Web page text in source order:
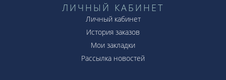
ЛИЧНЫЙ КАБИНЕТ
Личный кабинет
История заказов
Мои закладки
Рассылка новостей